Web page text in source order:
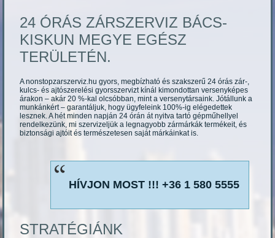
24 ÓRÁS ZÁRSZERVIZ BÁCS-
KISKUN MEGYE EGÉSZ
TERÜLETÉN.
A nonstopzarszerviz.hu gyors, megbízható és szakszerű 24 órás zár-,
kulcs- és ajtószerelési gyorsszervizt kínál kimondottan versenyképes
árakon – akár 20 %-kal olcsóbban, mint a versenytársaink. Jótállunk a
munkánkért – garantáljuk, hogy ügyfeleink 100%-ig elégedettek
lesznek. A hét minden napján 24 órán át nyitva tartó gépműhellyel
rendelkezünk, mi szervizeljük a legnagyobb zármárkák termékeit, és
biztonsági ajtóit és természetesen saját márkáinkat is.
HÍVJON MOST !!! +36 1 580 5555
STRATÉGIÁNK